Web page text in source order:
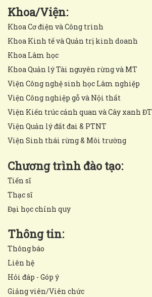
Khoa/Viện:
Khoa Cơ điện và Công trình
Khoa Kinh tế và Quản trị kinh doanh
Khoa Lâm học
Khoa Quản lý Tài nguyên rừng và MT
Viện Công nghệ sinh học Lâm nghiệp
Viện Công nghiệp gỗ và Nội thất
Viện Kiến trúc cảnh quan và Cây xanh ĐT
Viện Quản lý đất đai & PTNT
Viện Sinh thái rừng & Môi trường
Chương trình đào tạo:
Tiến sĩ
Thạc sĩ
Đại học chính quy
Thông tin:
Thông báo
Liên hệ
Hỏi đáp - Góp ý
Giảng viên/Viên chức